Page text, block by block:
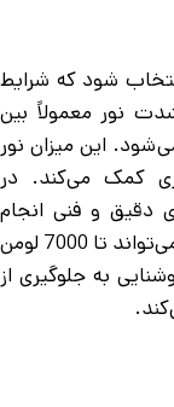
شود که شرایط
شدت نور معمولاً بین
می‌شود. این میزان نور
کمک می‌کند. در
دقیق و فنی انجام
می‌شود، نیاز به نور بیشتری است و شدت نور می‌تواند تا 7000 لومن
به جلوگیری از